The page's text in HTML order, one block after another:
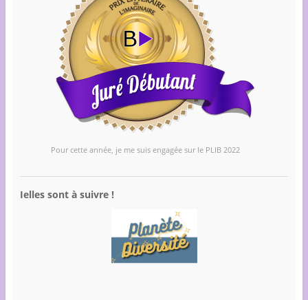
Pour cette année, je me suis engagée sur le PLIB 2022
Ielles sont à suivre !